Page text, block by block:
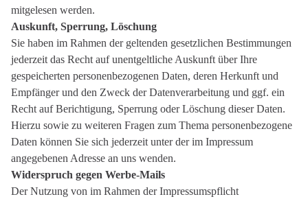
mitgelesen werden.
Auskunft, Sperrung, Löschung
Sie haben im Rahmen der geltenden gesetzlichen Bestimmungen
jederzeit das Recht auf unentgeltliche Auskunft über Ihre
gespeicherten personenbezogenen Daten, deren Herkunft und
Empfänger und den Zweck der Datenverarbeitung und ggf. ein
Recht auf Berichtigung, Sperrung oder Löschung dieser Daten.
Hierzu sowie zu weiteren Fragen zum Thema personenbezogene
Daten können Sie sich jederzeit unter der im Impressum
angegebenen Adresse an uns wenden.
Widerspruch gegen Werbe-Mails
Der Nutzung von im Rahmen der Impressumspflicht